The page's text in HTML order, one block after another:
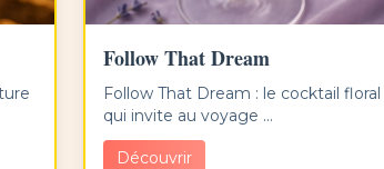
Follow That Dream
Follow That Dream : le cocktail floral
qui invite au voyage ...
Découvrir